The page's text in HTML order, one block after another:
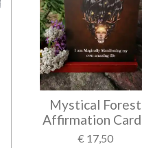
Mystical Forest
Affirmation
€ 17,50